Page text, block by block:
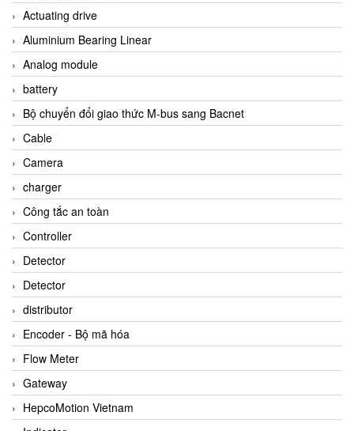
Actuating drive
Aluminium Bearing Linear
Analog module
battery
Bộ chuyển đổi giao thức M-bus sang Bacnet
Cable
Camera
charger
Công tắc an toàn
Controller
Detector
Detector
distributor
Encoder - Bộ mã hóa
Flow Meter
Gateway
HepcoMotion Vietnam